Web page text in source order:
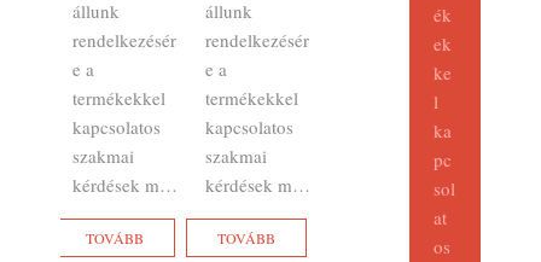
állunk
rendelkezésér
e a
termékekkel
kapcsolatos
szakmai
kérdések m…
TOVÁBB
állunk
rendelkezésér
e a
termékekkel
kapcsolatos
szakmai
kérdések m…
TOVÁBB
ék
ek
ke
l
ka
pc
sol
at
os